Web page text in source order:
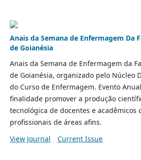
Anais da Semana de Enfermagem Da
de Goianésia
Anais da Semana de Enfermagem da
de Goianésia, organizado pelo Núcleo
do Curso de Enfermagem. Evento
finalidade promover a produção
tecnológica de docentes e acadêmicos
profissionais de áreas afins.
View Journal
Current Issue